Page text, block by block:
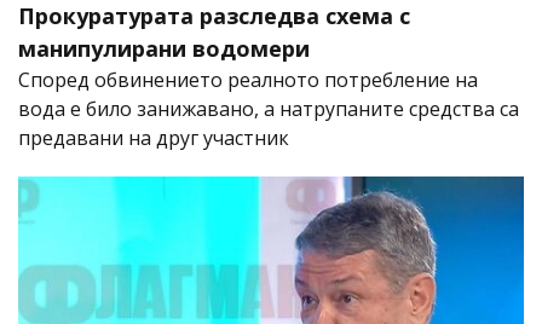
Прокуратурата разследва схема с
манипулирани водомери
Според обвинението реалното потребление на
вода е било занижавано, а натрупаните средства са
предавани на друг участник